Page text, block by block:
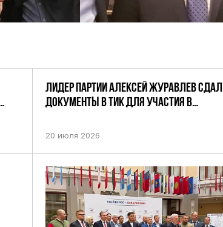
ЛИДЕР ПАРТИИ АЛЕКСЕЙ ЖУРАВЛЕВ СДАЛ
ДОКУМЕНТЫ В ТИК ДЛЯ УЧАСТИЯ В
ПО НЕФТЕКАМСКОМУ ОДНОМАНДАТНОМУ
20 июля 2026